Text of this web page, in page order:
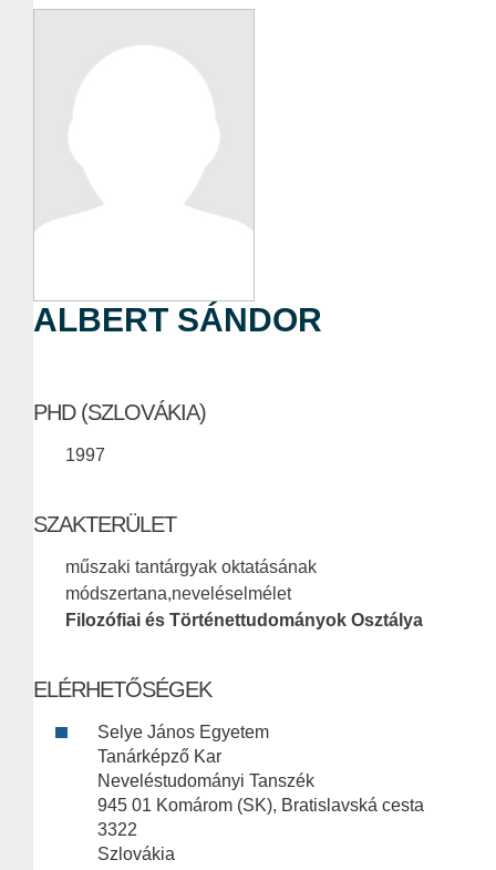
ALBERT SÁNDOR
PHD (SZLOVÁKIA)
1997
SZAKTERÜLET
műszaki tantárgyak oktatásának
módszertana,neveléselmélet
Filozófiai és Történettudományok Osztálya
ELÉRHETŐSÉGEK
Selye János Egyetem
Tanárképző Kar
Neveléstudományi Tanszék
945 01 Komárom (SK), Bratislavská cesta
3322
Szlovákia